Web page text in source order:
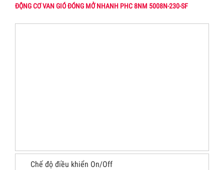
ĐỘNG CƠ VAN GIÓ ĐÓNG MỞ NHANH PHC 8NM 5008N-230-SF
Chế độ điều khiển On/Off